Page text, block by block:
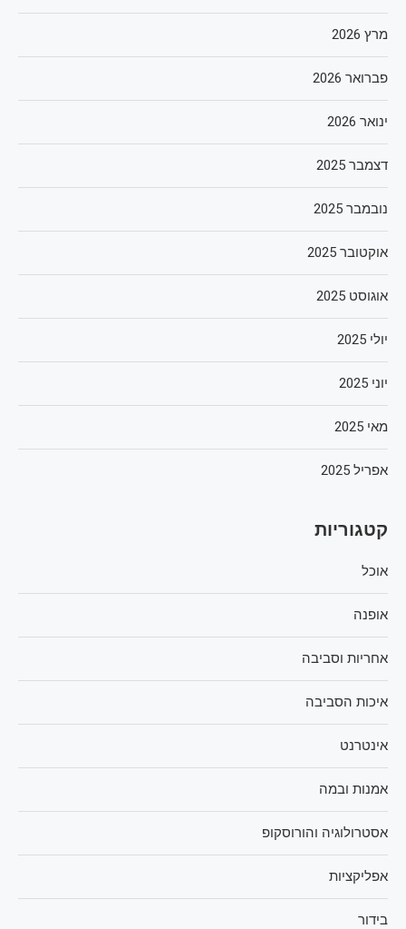
מרץ 2026
פברואר 2026
ינואר 2026
דצמבר 2025
נובמבר 2025
אוקטובר 2025
אוגוסט 2025
יולי 2025
יוני 2025
מאי 2025
אפריל 2025
קטגוריות
אוכל
אופנה
אחריות וסביבה
איכות הסביבה
אינטרנט
אמנות ובמה
אסטרולוגיה והורוסקופ
אפליקציות
בידור